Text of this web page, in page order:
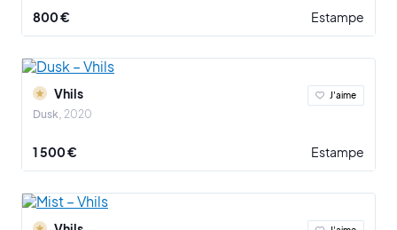
800 € Estampe
Vhils
Dusk 2020
J'aime
1 500 € Estampe